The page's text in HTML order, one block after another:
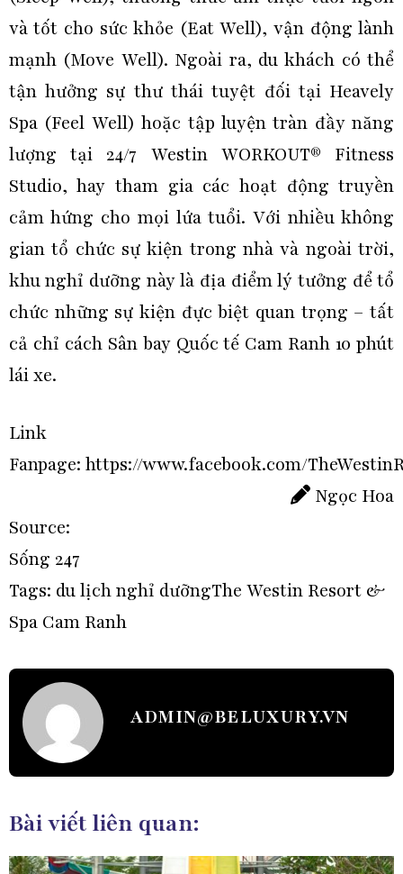
và tốt cho sức khỏe (Eat Well), vận động lành
mạnh (Move Well). Ngoài ra, du khách có thể
tận hưởng sự thư thái tuyệt đối tại Heavely
Spa (Feel Well) hoặc tập luyện tràn đầy năng
lượng tại 24/7 Westin WORKOUT® Fitness
Studio, hay tham gia các hoạt động truyền
cảm hứng cho mọi lứa tuổi. Với nhiều không
gian tổ chức sự kiện trong nhà và ngoài trời,
khu nghỉ dưỡng này là địa điểm lý tưởng để tổ
chức những sự kiện đực biệt quan trọng – tất
cả chỉ cách Sân bay Quốc tế Cam Ranh 10 phút
lái xe.
Link
Fanpage: https://www.facebook.com/
Ngọc Hoa
Source:
Sống 247
Tags: du lịch nghỉ dưỡngThe Westin Resort &
Spa Cam Ranh
ADMIN@BELUXURY.VN
Bài viết liên quan: